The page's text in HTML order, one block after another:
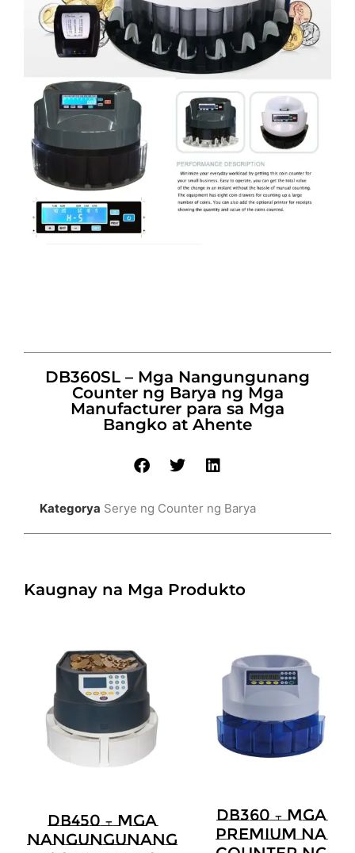
DB360SL – Mga Nangungunang
Counter ng Barya ng Mga
Manufacturer para sa Mga
Bangko at Ahente
Kategorya Serye ng Counter ng Barya
Kaugnay na Mga Produkto
DB450 – Mga
Nangungunang
DB360 – Mga
Premium Na